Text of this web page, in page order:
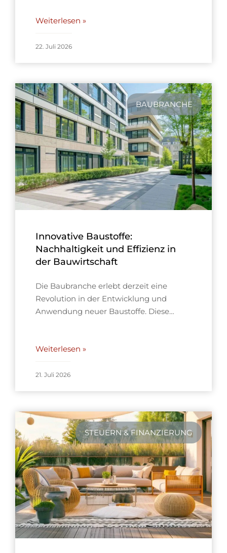
Weiterlesen »
22. Juli 2026
BAUBRANCHE
Innovative Baustoffe:
Nachhaltigkeit und Effizienz in
der Bauwirtschaft
Die Baubranche erlebt derzeit eine
Revolution in der Entwicklung und
Anwendung neuer Baustoffe. Diese…
Weiterlesen »
21. Juli 2026
STEUERN & FINANZIERUNG